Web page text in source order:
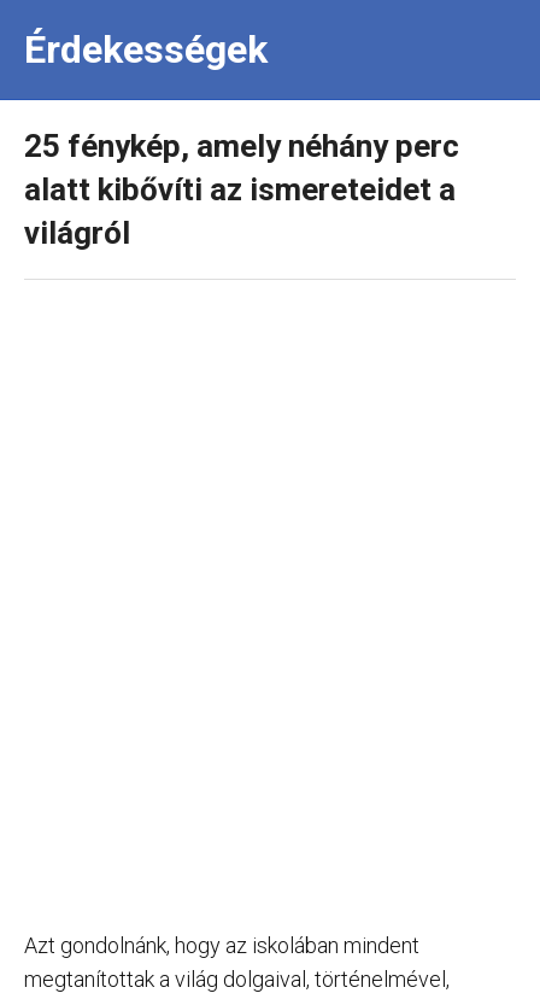
Érdekességek
25 fénykép, amely néhány perc
alatt kibővíti az ismereteidet a
világról
Azt gondolnánk, hogy az iskolában mindent
megtanítottak a világ dolgaival, történelmével,